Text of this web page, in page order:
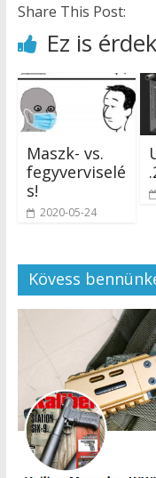
Share This Post:
Ez is
Maszk- vs.
fegyverviselé
s!
2020-05-24
Kövess